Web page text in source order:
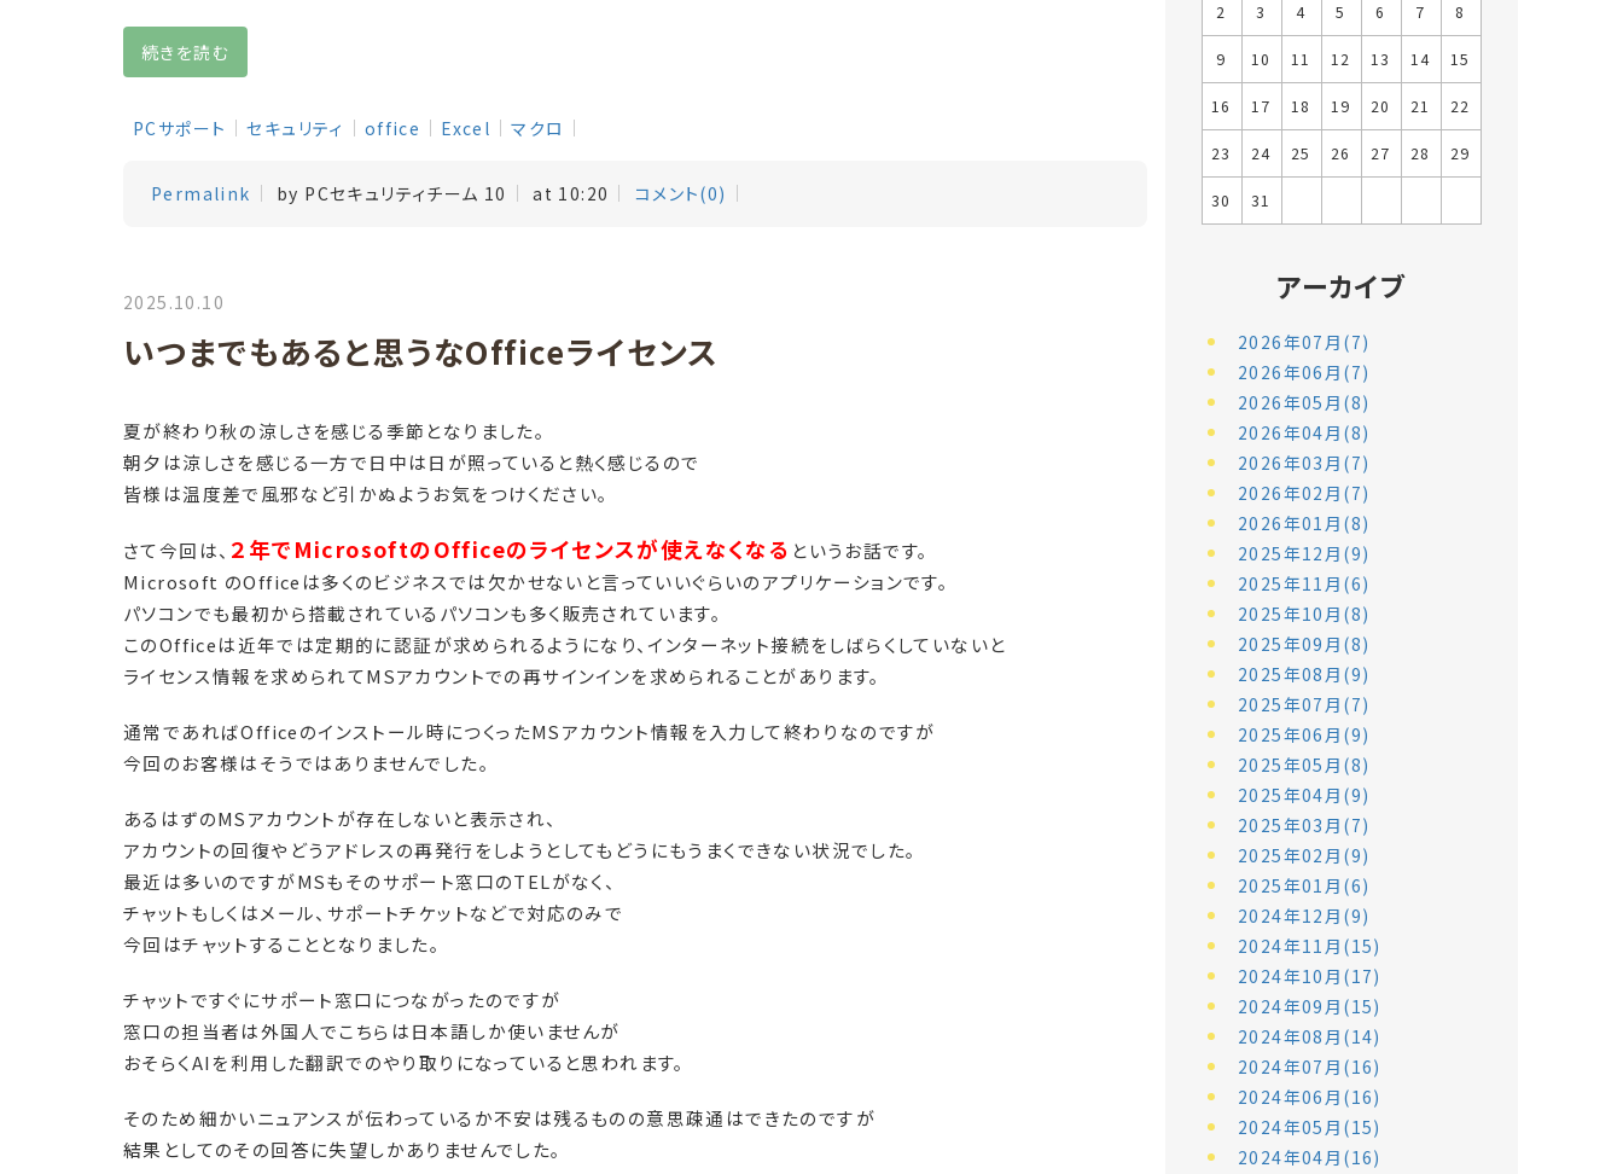
続きを読む
PCサポート セキュリティ office Excel マクロ
Permalink by PCセキュリティチーム 10 at 10:20 コメント(0)
2025.10.10
いつまでもあると思うなOfficeライセンス
夏が終わり秋の涼しさを感じる季節となりました。
朝夕は涼しさを感じる一方で日中は日が照っていると熱く感じるので
皆様は温度差で風邪など引かぬようお気をつけください。
さて今回は、 ２年でMicrosoftのOfficeのライセンスが使えなくなる というお話です。
Microsoft のOfficeは多くのビジネスでは欠かせないと言っていいぐらいのアプリケーションです。
パソコンでも最初から搭載されているパソコンも多く販売されています。
このOfficeは近年では定期的に認証が求められるようになり、インターネット接続をしばらくしていないと
ライセンス情報を求められてMSアカウントでの再サインインを求められることがあります。
通常であればOfficeのインストール時につくったMSアカウント情報を入力して終わりなのですが
今回のお客様はそうではありませんでした。
あるはずのMSアカウントが存在しないと表示され、
アカウントの回復やどうアドレスの再発行をしようとしてもどうにもうまくできない状況でした。
最近は多いのですがMSもそのサポート窓口のTELがなく、
チャットもしくはメール、サポートチケットなどで対応のみで
今回はチャットすることとなりました。
チャットですぐにサポート窓口につながったのですが
窓口の担当者は外国人でこちらは日本語しか使いませんが
おそらくAIを利用した翻訳でのやり取りになっていると思われます。
そのため細かいニュアンスが伝わっているか不安は残るものの意思疎通はできたのですが
結果としてのその回答に失望しかありませんでした。
2 3 4 5 6 7 8
9 10 11 12 13 14 15
16 17 18 19 20 21 22
23 24 25 26 27 28 29
30 31
アーカイブ
2026年07月(7)
2026年06月(7)
2026年05月(8)
2026年04月(8)
2026年03月(7)
2026年02月(7)
2026年01月(8)
2025年12月(9)
2025年11月(6)
2025年10月(8)
2025年09月(8)
2025年08月(9)
2025年07月(7)
2025年06月(9)
2025年05月(8)
2025年04月(9)
2025年03月(7)
2025年02月(9)
2025年01月(6)
2024年12月(9)
2024年11月(15)
2024年10月(17)
2024年09月(15)
2024年08月(14)
2024年07月(16)
2024年06月(16)
2024年05月(15)
2024年04月(16)